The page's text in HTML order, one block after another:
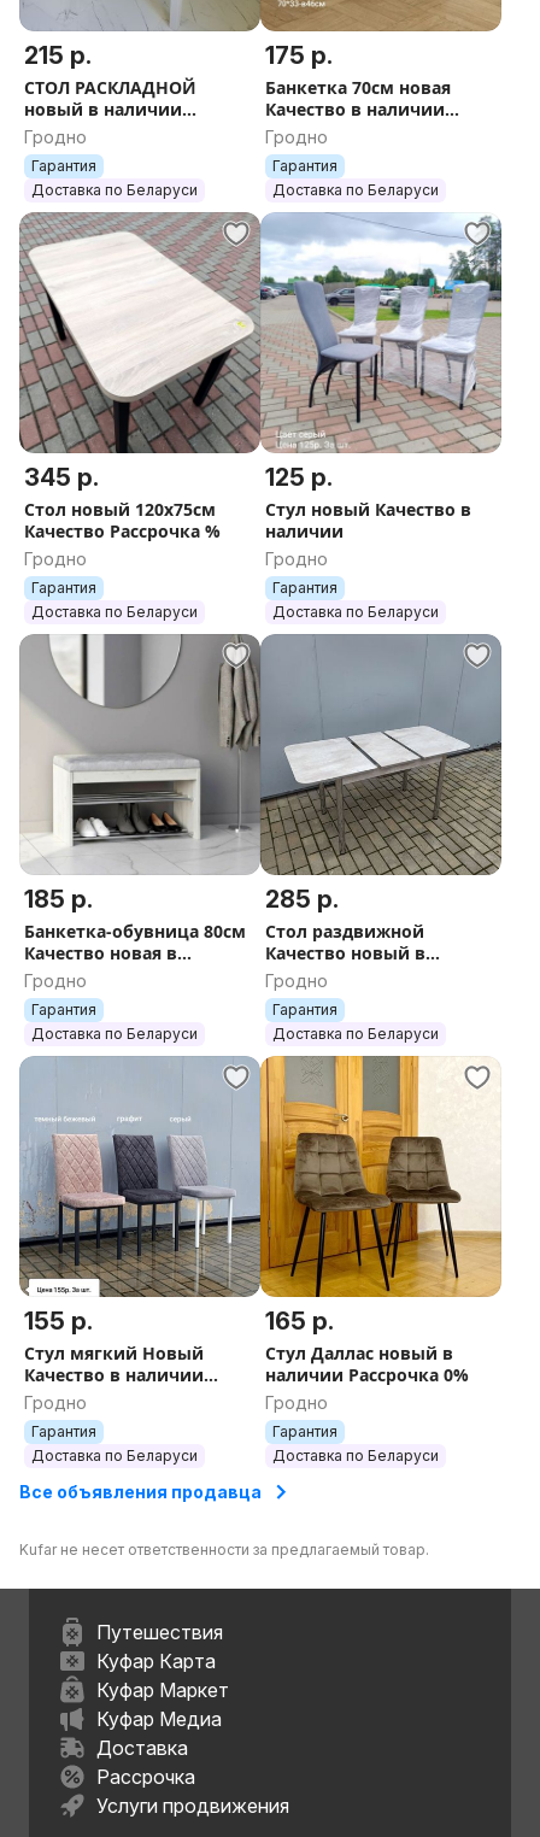
215 р.
СТОЛ РАСКЛАДНОЙ
новый в наличии
Рассрочка 0%
Гродно
Гарантия
Доставка по Беларуси
175 р.
Банкетка 70см новая
Качество в наличии
Рассрочка 0%
Гродно
Гарантия
Доставка по Беларуси
345 р.
Стол новый 120х75см
Качество Рассрочка %
Гродно
Гарантия
Доставка по Беларуси
125 р.
Стул новый Качество в
наличии
Гродно
Гарантия
Доставка по Беларуси
185 р.
Банкетка-обувница 80см
Качество новая в
наличии Рассрочка 0%
Гродно
Гарантия
Доставка по Беларуси
285 р.
Стол раздвижной
Качество новый в
наличии Рассрочка 0%
Гродно
Гарантия
Доставка по Беларуси
155 р.
Стул мягкий Новый
Качество в наличии
Рассрочка 0%
Гродно
Гарантия
Доставка по Беларуси
165 р.
Стул Даллас новый в
наличии Рассрочка 0%
Гродно
Гарантия
Доставка по Беларуси
Все объявления продавца
Kufar не несет ответственности за предлагаемый товар.
Путешествия
Куфар Карта
Куфар Маркет
Куфар Медиа
Доставка
Рассрочка
Услуги продвижения